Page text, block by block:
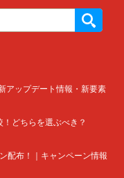
アップデート情報・新要素
！どちらを選ぶべき？
配布！｜キャンペーン情報